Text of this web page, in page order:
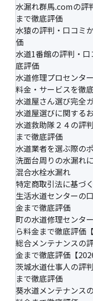
水漏れ群馬.comの評
まで徹底評価
水猿の評判・口コミ
価
水道1番館の評判・
底評価
水道修理プロセンタ
料金・サービスを徹
水道屋さん選び完全
水道屋選びに関する
水道救助隊２４の評
まで徹底評価
水道業者を選ぶ際の
洗面台周りの水漏れ
混合水栓水漏れ
特定商取引法に基づ
生活水道センターの
金まで徹底評価
町の水道修理センタ
ら料金まで徹底評価
総合メンテナンスの
金まで徹底評価【
茨城水道仕事人の評
まで徹底評価
葵水道メンテナンス